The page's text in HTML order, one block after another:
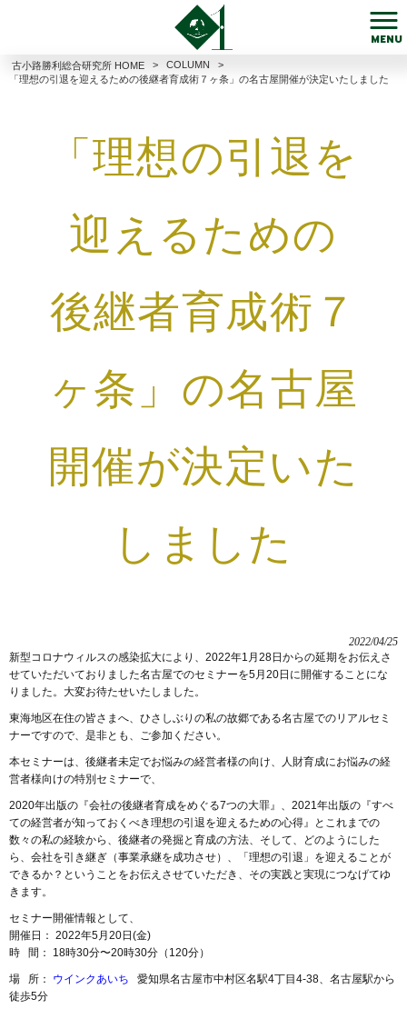
MENU
古小路勝利総合研究所 HOME > COLUMN
>
「理想の引退を迎えるための後継者育成術７ヶ条」の名古屋開催が決定いたしました
「理想の引退を
迎えるための
後継者育成術７
ヶ条」の名古屋
開催が決定いた
しました
2022/04/25
新型コロナウィルスの感染拡大により、2022年1月28日からの延期をお伝えさ
せていただいておりました名古屋でのセミナーを5月20日に開催することにな
りました。大変お待たせいたしました。
東海地区在住の皆さまへ、ひさしぶりの私の故郷である名古屋でのリアルセミ
ナーですので、是非とも、ご参加ください。
本セミナーは、後継者未定でお悩みの経営者様の向け、人財育成にお悩みの経
営者様向けの特別セミナーで、
2020年出版の『会社の後継者育成をめぐる7つの大罪』、2021年出版の『すべ
ての経営者が知っておくべき理想の引退を迎えるための心得』とこれまでの
数々の私の経験から、後継者の発掘と育成の方法、そして、どのようにした
ら、会社を引き継ぎ（事業承継を成功させ）、「理想の引退」を迎えることが
できるか？ということをお伝えさせていただき、その実践と実現につなげてゆ
きます。
セミナー開催情報として、
開催日： 2022年5月20日(金)
時 間： 18時30分〜20時30分（120分）
場 所： ウインクあいち 愛知県名古屋市中村区名駅4丁目4-38、名古屋駅から
徒歩5分